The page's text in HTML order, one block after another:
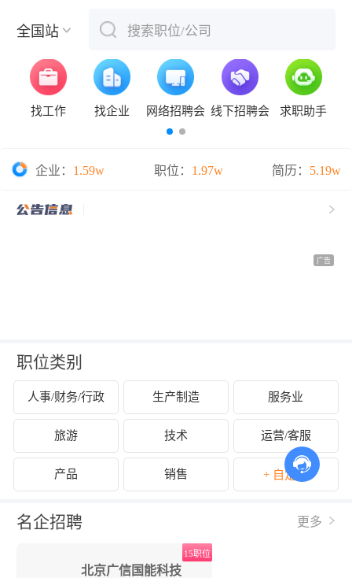
全国站 搜索职位/公司
下拉刷新
找工作 找企业 网络招聘会 线下招聘会 求职助手
企业： 1.59w 职位： 1.97w 简历： 5.19w
职位类别
人事/财务/行政 生产制造 服务业
旅游 技术 运营/客服
产品 销售 + 自定义
名企招聘 更多
北京广信国能科技
15职位